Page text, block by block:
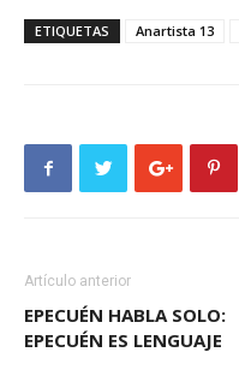
ETIQUETAS Anartista 13
Artículo anterior
EPECUÉN HABLA SOLO:
EPECUÉN ES LENGUAJE